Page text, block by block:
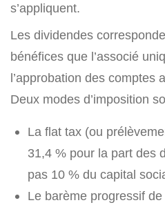
s’appliquent.
Les dividendes
bénéfices que l’associé
l’approbation des comptes
Deux modes d’imposition
La flat tax (ou
31,4 % pour la part des
pas 10 % du capital
Le barème progressif